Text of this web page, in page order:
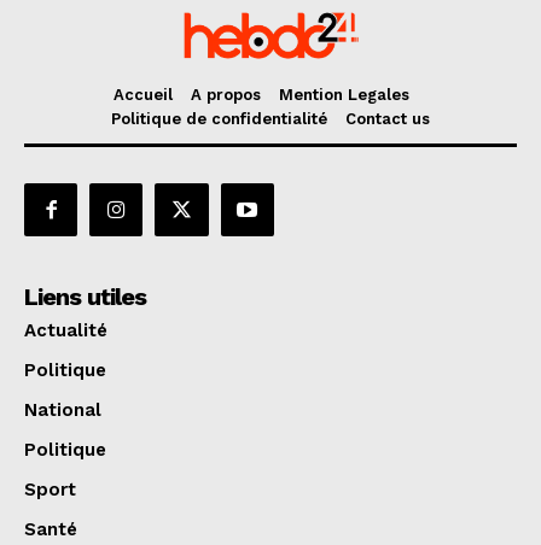
Accueil A propos
Mention Legales
Politique de confidentialité
Contact us
Liens utiles
Actualité
Politique
National
Politique
Sport
Santé